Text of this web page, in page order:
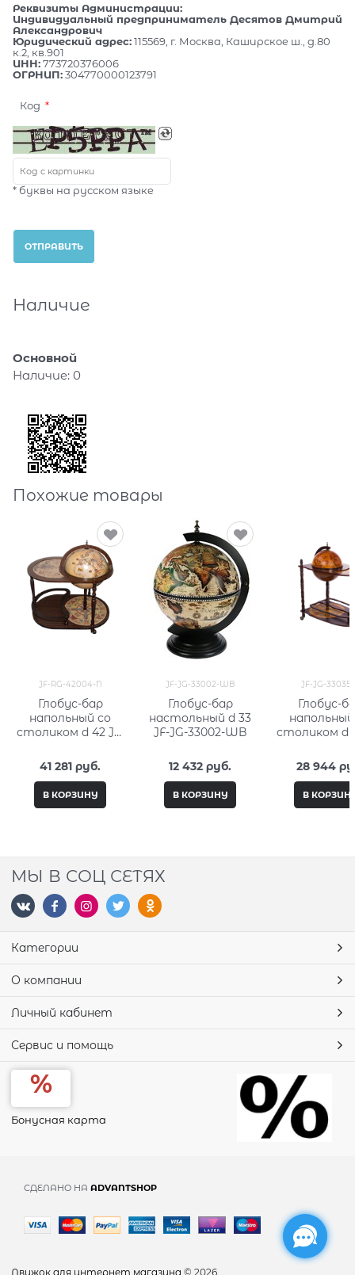
Реквизиты Администрации:
Индивидуальный предприниматель Десятов Дмитрий
Александрович
Юридический адрес:115569, г. Москва, Каширское ш., д.80
к.2, кв.901
ИНН:773720376006
ОГРНИП:304770000123791
Код
* буквы на русском языке
Наличие
Основной
Наличие: 0
Похожие товары
JF-RG-42004-N
Глобус-бар
напольный со
столиком d 42 JF-
41 281 руб.
В КОРЗИНУ
JF-JG-33002-WB
Глобус-бар
настольный d 33
JF-JG-33002-WB
12 432 руб.
В КОРЗИНУ
JF-JG-33035-
Глобус-
столиком d
28 944
В
МЫ В СОЦ СЕТЯХ
Категории
О компании
Личный кабинет
Сервис и помощь
Бонусная карта
СДЕЛАНО НА ADVANTSHOP
Движок для интернет магазина © 2026